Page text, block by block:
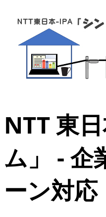
NTT 東
ム」 - 企
ーン対応